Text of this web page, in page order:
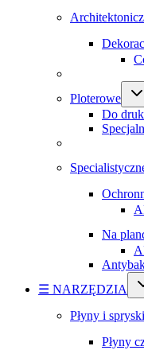
Ploterowe
Do
Na
☰ NARZĘDZIA
Płyny i
Płyny